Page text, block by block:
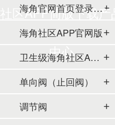
社区APP简版下载产品
中心
海角官网首页登录入口
海角社区APP官网版
卫生级海角社区APP简版下载
单向阀（止回阀）
调节阀